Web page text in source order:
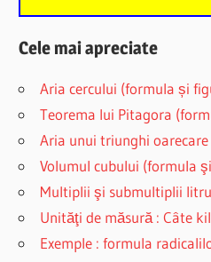
Cele mai apreciate
Aria cercului (formula și
Teorema lui Pitagora
Aria unui triunghi
Volumul cubului (formula
Multiplii şi submultiplii
Unităţi de măsură : Câte
Exemple : formula